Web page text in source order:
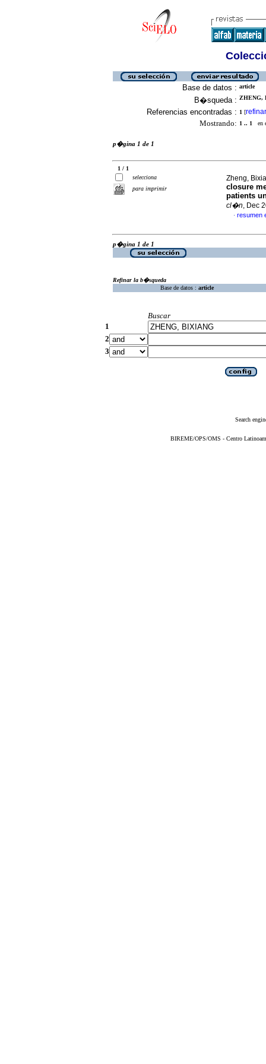
Base de datos : article
B�squeda : ZHENG,
Referencias encontradas : 1 [refinar
Mostrando: 1 .. 1 en
p�gina 1 de 1
1 / 1
selecciona
para imprimir
Zheng,
closure
patients
cl�n, Dec
· resumen
p�gina 1 de 1
Refinar la b�squeda
Base de datos : article
Buscar
1
2
3
Search
BIREME/OPS/OMS - Centro